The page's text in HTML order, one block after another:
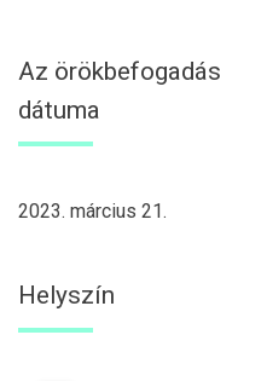
Az örökbefogadás
dátuma
2023. március 21.
Helyszín